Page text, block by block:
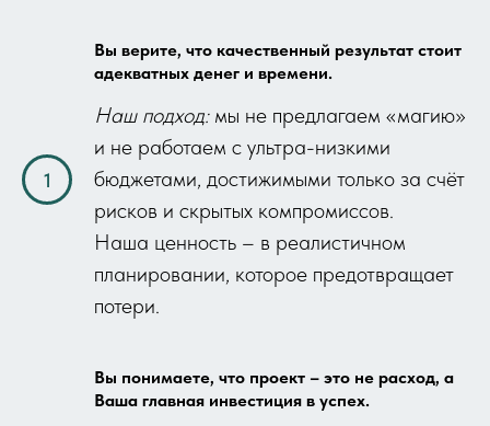
Вы верите, что качественный результат стоит
адекватных денег и времени.
Наш подход: мы не предлагаем «магию»
и не работаем с ультра-низкими
бюджетами, достижимыми только за счёт
рисков и скрытых компромиссов.
Наша ценность – в реалистичном
планировании, которое предотвращает
потери.
Вы понимаете, что проект – это не расход, а
Ваша главная инвестиция в успех.